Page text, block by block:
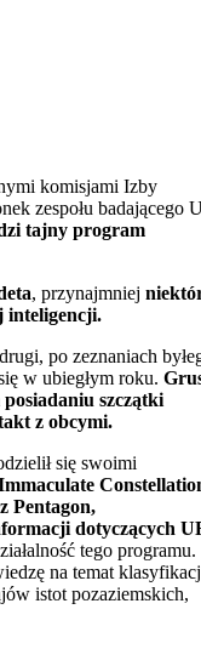
komisjami Izby
zespołu badającego
tajny program
, przynajmniej
inteligencji.
po zeznaniach
w ubiegłym roku.
szczątki
z obcymi.
się swoimi
Pentagon,
dotyczących
tego programu.
na temat
istot pozaziemskich,